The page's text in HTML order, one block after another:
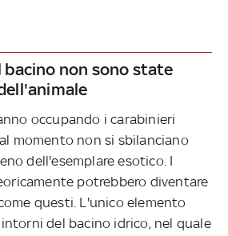
non sono state
occupando i carabinieri
momento non si sbilanciano
dell'esemplare esotico. I
potrebbero diventare
questi. L'unico elemento
del bacino idrico, nel quale